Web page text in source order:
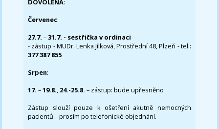
DOVOLENÁ:
Červenec:
27.7.–31.7. - sestřička v ordinaci
- zástup - MUDr. Lenka Jílková, Prostřední 48, Plzeň - tel.:
377 387 855
Srpen:
17. –19.8., 24.-25.8. – zástup: bude upřesněno
Zástup slouží pouze k ošetření akutně nemocných
pacientů – prosím po telefonické objednání.